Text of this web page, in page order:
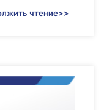
чтение>>